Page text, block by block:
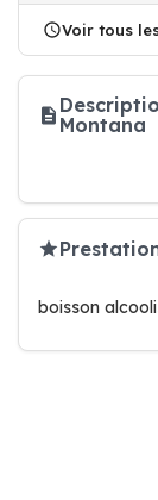
Voir tous
Montana
boisson